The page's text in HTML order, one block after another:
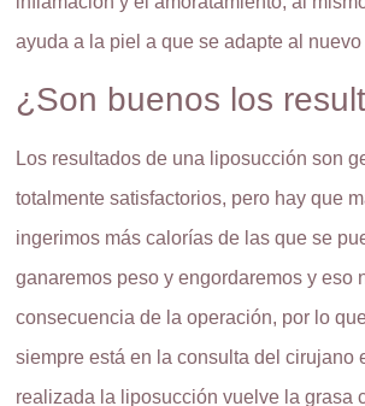
ayuda a la piel a que se adapte al
¿Son buenos los
Los resultados de una liposucción son
totalmente satisfactorios, pero hay que
ingerimos más calorías de las que se
ganaremos peso y engordaremos y eso
consecuencia de la operación, por lo
siempre está en la consulta del cirujano
realizada la liposucción vuelve la grasa